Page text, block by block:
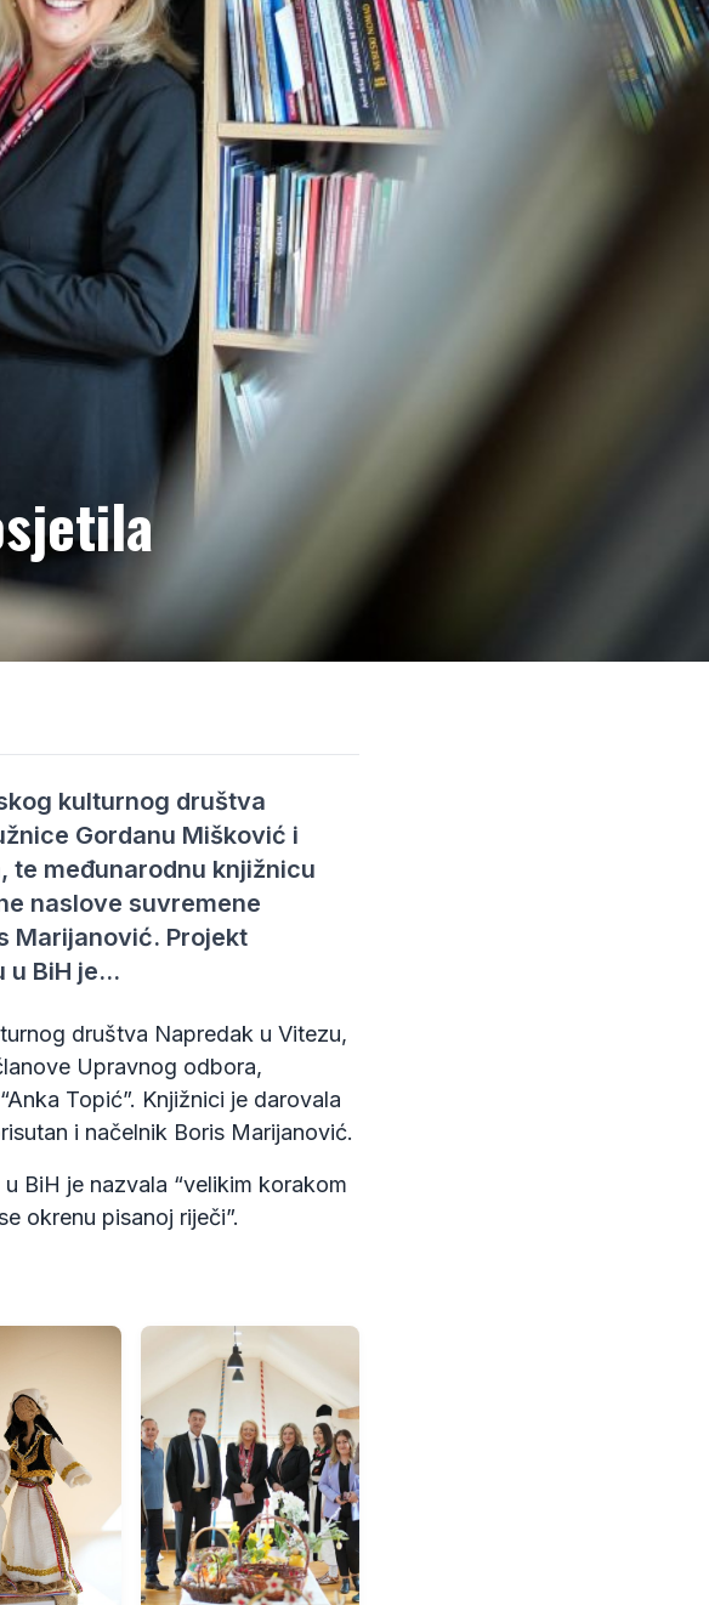
kulturnog društva
Gordanu Mišković i
te međunarodnu knjižnicu
naslove suvremene
Marijanović. Projekt
u BiH je…
društva Napredak u Vitezu,
Upravnog odbora,
Topić”. Knjižnici je darovala
i načelnik Boris Marijanović.
BiH je nazvala “velikim korakom
okrenu pisanoj riječi”.